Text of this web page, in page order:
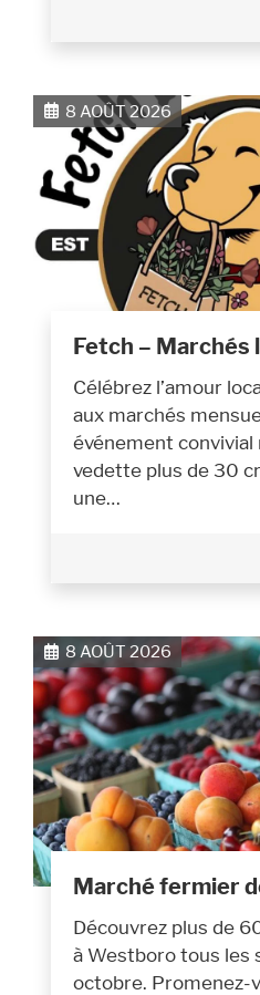
8 AOÛT 2026
Fetch – Marchés
Célébrez l’amour
aux marchés
événement
vedette plus de 30
une…
8 AOÛT 2026
Marché fermier
Découvrez plus de
à Westboro tous les
octobre. Promenez-